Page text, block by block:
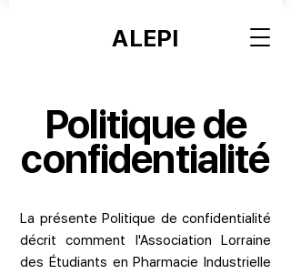
ALEPI
Politique de
confidentialité
La présente Politique de confidentialité
décrit comment l'Association Lorraine
des Étudiants en Pharmacie Industrielle